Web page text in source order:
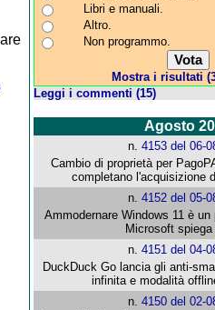
Libri e manuali.
Altro.
Non programmo.
Mostra i risultati
Leggi i commenti (15)
Agosto
n.4153 del 06-
Cambio di proprietà per
completano l'acquisizione
n.4152 del 05-
Ammodernare Windows 11 è
Microsoft
n.4151 del 04-
DuckDuck Go lancia gli anti-
infinita e modalità
n.4150 del 02-